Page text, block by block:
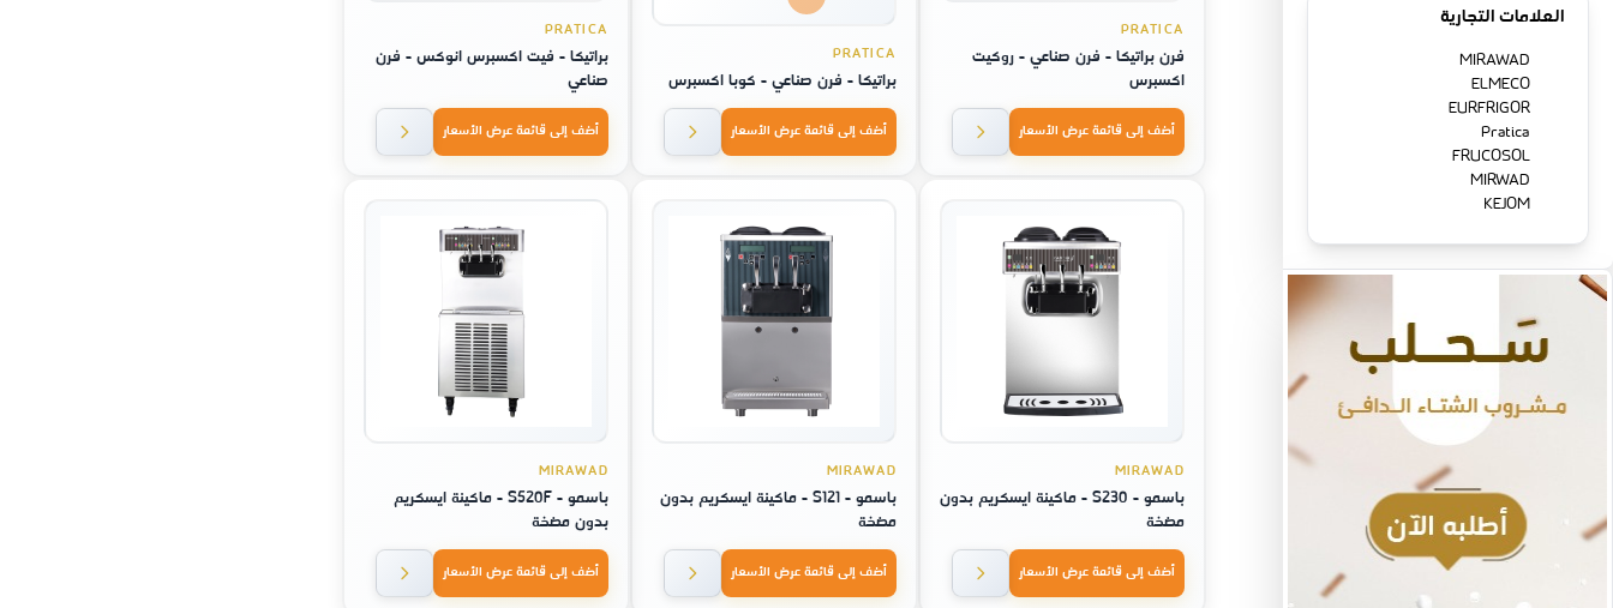
العلامات التجارية
MIRAWAD
ELMECO
EURFRIGOR
Pratica
FRUCOSOL
MIRWAD
KEJOM
PRATICA
فرن براتيكا - فرن صناعي - روكيت
اكسبرس
أضف إلى قائمة عرض الأسعار
PRATICA
براتيكا - فرن صناعي - كوبا اكسبرس
أضف إلى قائمة عرض الأسعار
PRATICA
براتيكا - فيت اكسبرس انوكس - فرن
صناعي
أضف إلى قائمة عرض الأسعار
MIRAWAD
باسمو - S230 - ماكينة ايسكريم بدون
مضخة
أضف إلى قائمة عرض الأسعار
MIRAWAD
باسمو - S121 - ماكينة ايسكريم بدون
مضخة
أضف إلى قائمة عرض الأسعار
MIRAWAD
باسمو - S520F - ماكينة ايسكريم
بدون مضخة
أضف إلى قائمة عرض الأسعار